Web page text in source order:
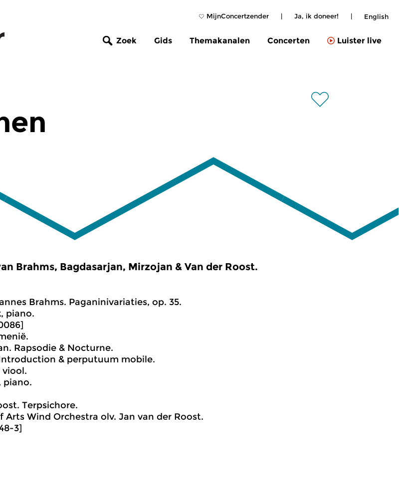
MijnConcertzender | Ja, ik doneer! | English
Zoek Gids Themakanalen Concerten Luister live
Brahms, Bagdasarjan, Mirzojan & Van der Roost.
Brahms. Paganinivariaties, op. 35.
piano.
Rapsodie & Nocturne.
& perputuum mobile.
viool.
piano.
Terpsichore.
Arts Wind Orchestra olv. Jan van der Roost.
3]